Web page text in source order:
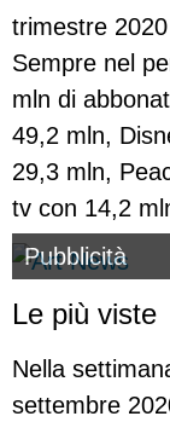
trimestre
Sempre nel
mln di
49,2 mln,
29,3 mln,
tv con 14,2
Pubblicità
Le più viste
Nella
settembre